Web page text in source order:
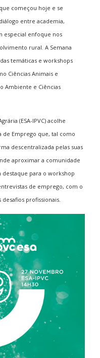
começou hoje e se
entre academia,
especial enfoque nos
rural. A Semana
temáticas e workshops
Ciências Animais e
Ambiente e Ciências
(ESA-IPVC) acolhe
de Emprego que, tal como
descentralizada pelas suas
aproximar a comunidade
para o workshop
de emprego, com o
profissionais.